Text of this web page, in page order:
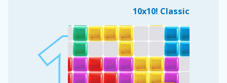
10x10! Classic